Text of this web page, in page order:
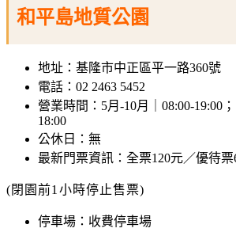
和平島地質公園
地址：基隆市中正區平一路360號
電話：02 2463 5452
營業時間：5月-10月｜08:00-19:00
18:00
公休日：無
最新門票資訊：全票120元／優待
(閉園前1小時停止售票)
停車場：收費停車場